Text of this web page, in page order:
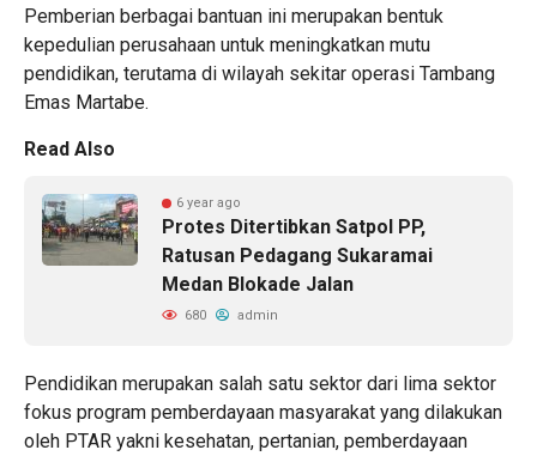
Pemberian berbagai bantuan ini merupakan bentuk
kepedulian perusahaan untuk meningkatkan mutu
pendidikan, terutama di wilayah sekitar operasi Tambang
Emas Martabe.
Read Also
6 year ago
Protes Ditertibkan Satpol PP,
Ratusan Pedagang Sukaramai
Medan Blokade Jalan
680 admin
Pendidikan merupakan salah satu sektor dari lima sektor
fokus program pemberdayaan masyarakat yang dilakukan
oleh PTAR yakni kesehatan, pertanian, pemberdayaan